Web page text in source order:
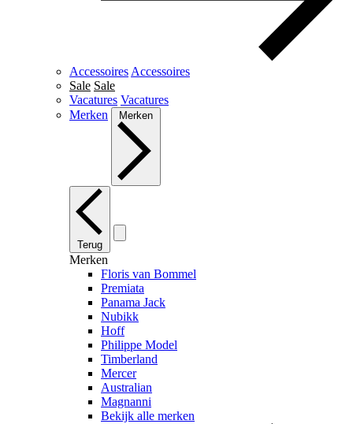
Accessoires Accessoires
Sale Sale
Vacatures Vacatures
Merken
Merken
Terug
Merken
Floris van Bommel
Premiata
Panama Jack
Nubikk
Hoff
Philippe Model
Timberland
Mercer
Australian
Magnanni
Bekijk alle merken